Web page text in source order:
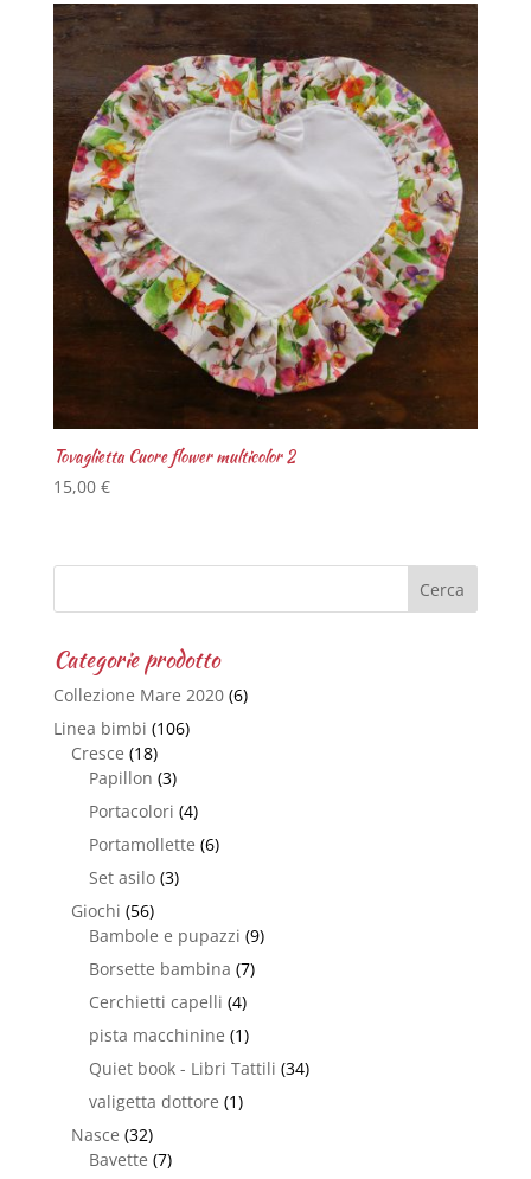
Tovaglietta Cuore flower multicolor 2
15,00 €
Categorie prodotto
Collezione Mare 2020 (6)
Linea bimbi (106)
Cresce (18)
Papillon (3)
Portacolori (4)
Portamollette (6)
Set asilo (3)
Giochi (56)
Bambole e pupazzi (9)
Borsette bambina (7)
Cerchietti capelli (4)
pista macchinine (1)
Quiet book - Libri Tattili (34)
valigetta dottore (1)
Nasce (32)
Bavette (7)